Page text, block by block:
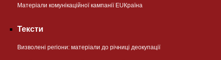
Матеріали комунікаційної кампанії EUКраїна
Тексти
Визволені регіони: матеріали до річниці деокупації